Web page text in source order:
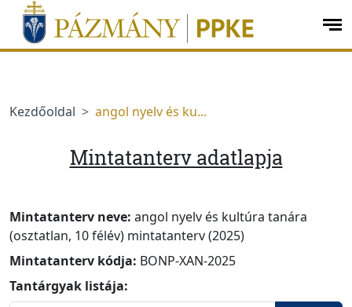
Ugrás a menüre
Ugrás a tartalomra
Kezdőoldal angol nyelv és ku...
Mintatanterv adatlapja
Mintatanterv neve: angol nyelv és kultúra tanára
(osztatlan, 10 félév) mintatanterv (2025)
Mintatanterv kódja: BONP-XAN-2025
Tantárgyak listája: